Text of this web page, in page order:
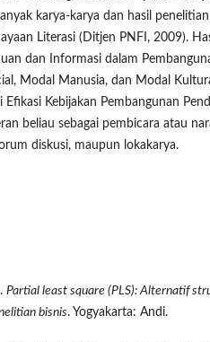
karya-karya dan hasil
Literasi (Ditjen PNFI, 2009).
dan Informasi dalam
Modal Manusia, dan Modal
Efikasi Kebijakan Pembangunan
beliau sebagai pembicara atau
diskusi, maupun lokakarya.
Partial least square (PLS): Alternatif
bisnis. Yogyakarta: Andi.